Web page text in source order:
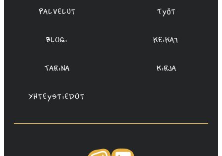
Palvelut Työt
Blogi Keikat
Tarina Kirja
Yhteystiedot
Instagram